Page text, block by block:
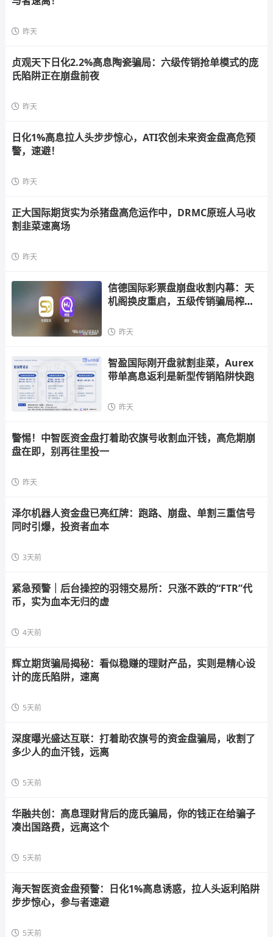
昨天
贞观天下日化2.2%高息陶瓷骗局：六级传销抢单模式的庞
氏陷阱正在崩盘前夜
昨天
日化1%高息拉人头步步惊心，ATI农创未来资金盘高危预
警，速避！
昨天
正大国际期货实为杀猪盘高危运作中，DRMC原班人马收
割韭菜速离场
昨天
信德国际彩票盘崩盘收割内幕：天
机阁换皮重启，五级传销骗局榨干
昨天
智盈国际刚开盘就割韭菜，Aurex
带单高息返利是新型传销陷阱快跑
昨天
警惕！中智医资金盘打着助农旗号收割血汗钱，高危期崩
盘在即，别再往里投一
昨天
泽尔机器人资金盘已亮红牌：跑路、崩盘、单割三重信号
同时引爆，投资者血本
3天前
紧急预警｜后台操控的羽翎交易所：只涨不跌的“FTR”代
币，实为血本无归的虚
4天前
辉立期货骗局揭秘：看似稳赚的理财产品，实则是精心设
计的庞氏陷阱，速离
5天前
深度曝光盛达互联：打着助农旗号的资金盘骗局，收割了
多少人的血汗钱，远离
5天前
华融共创：高息理财背后的庞氏骗局，你的钱正在给骗子
凑出国路费，远离这个
5天前
海天智医资金盘预警：日化1%高息诱惑，拉人头返利陷阱
步步惊心，参与者速避
5天前